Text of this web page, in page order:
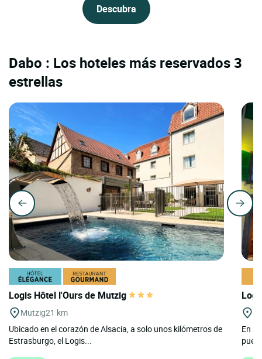
Descubra
Dabo : Los hoteles más reservados 3
estrellas
Logis Hôtel l'Ours de Mutzig
Mutzig21 km
Ubicado en el corazón de Alsacia, a solo unos kilómetros de
Estrasburgo, el Logis...
En